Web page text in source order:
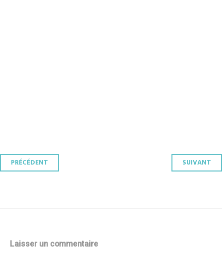
Navigation
PRÉCÉDENT SUIVANT
Laisser un commentaire